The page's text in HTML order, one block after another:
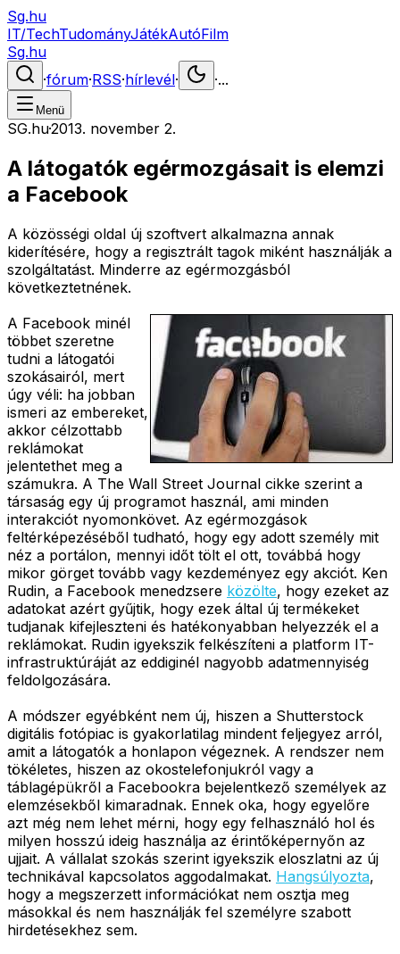
Sg.hu
IT/TechTudományJátékAutóFilm
Sg.hu
·fórum·RSS·hírlevél· ·...
Menü
SG.hu·2013. november 2.
A látogatók egérmozgásait is elemzi
a Facebook
A közösségi oldal új szoftvert alkalmazna annak
kiderítésére, hogy a regisztrált tagok miként használják a
szolgáltatást. Minderre az egérmozgásból
következtetnének.
A Facebook minél
többet szeretne
tudni a látogatói
szokásairól, mert
úgy véli: ha jobban
ismeri az embereket,
akkor célzottabb
reklámokat
jelentethet meg a
számukra. A The Wall Street Journal cikke szerint a
társaság egy új programot használ, ami minden
interakciót nyomonkövet. Az egérmozgások
feltérképezéséből tudható, hogy egy adott személy mit
néz a portálon, mennyi időt tölt el ott, továbbá hogy
mikor görget tovább vagy kezdeményez egy akciót. Ken
Rudin, a Facebook menedzsere közölte, hogy ezeket az
adatokat azért gyűjtik, hogy ezek által új termékeket
tudjanak kifejleszteni és hatékonyabban helyezzék el a
reklámokat. Rudin igyekszik felkészíteni a platform IT-
infrastruktúráját az eddiginél nagyobb adatmennyiség
feldolgozására.
A módszer egyébként nem új, hiszen a Shutterstock
digitális fotópiac is gyakorlatilag mindent feljegyez arról,
amit a látogatók a honlapon végeznek. A rendszer nem
tökéletes, hiszen az okostelefonjukról vagy a
táblagépükről a Facebookra bejelentkező személyek az
elemzésekből kimaradnak. Ennek oka, hogy egyelőre
azt még nem lehet mérni, hogy egy felhasználó hol és
milyen hosszú ideig használja az érintőképernyőn az
ujjait. A vállalat szokás szerint igyekszik eloszlatni az új
technikával kapcsolatos aggodalmakat. Hangsúlyozta,
hogy a megszerzett információkat nem osztja meg
másokkal és nem használják fel személyre szabott
hirdetésekhez sem.